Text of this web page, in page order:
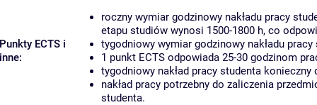
Punkty ECTS i
inne:
roczny wymiar godzinowy nakładu pracy
etapu studiów wynosi 1500-1800 h, co
tygodniowy wymiar godzinowy nakładu
1 punkt ECTS odpowiada 25-30 godzinom
tygodniowy nakład pracy studenta
nakład pracy potrzebny do zaliczenia
studenta.